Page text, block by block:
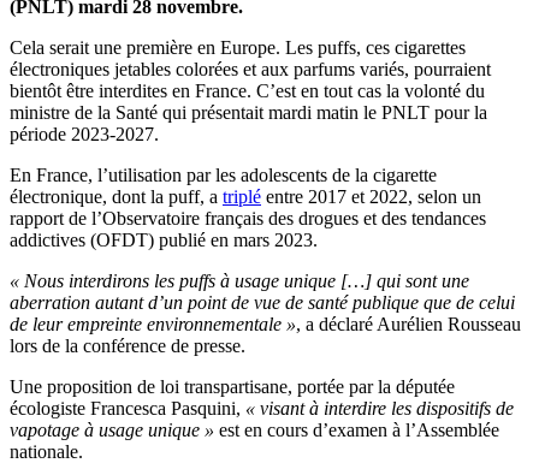
(PNLT) mardi 28 novembre.
Cela serait une première en Europe. Les puffs, ces cigarettes
électroniques jetables colorées et aux parfums variés, pourraient
bientôt être interdites en France. C’est en tout cas la volonté du
ministre de la Santé qui présentait mardi matin le PNLT pour la
période 2023-2027.
En France, l’utilisation par les adolescents de la cigarette
électronique, dont la puff, a triplé entre 2017 et 2022, selon un
rapport de l’Observatoire français des drogues et des tendances
addictives (OFDT) publié en mars 2023.
« Nous interdirons les puffs à usage unique […] qui sont une
aberration autant d’un point de vue de santé publique que de celui
de leur empreinte environnementale », a déclaré Aurélien Rousseau
lors de la conférence de presse.
Une proposition de loi transpartisane, portée par la députée
écologiste Francesca Pasquini, « visant à interdire les dispositifs de
vapotage à usage unique » est en cours d’examen à l’Assemblée
nationale.